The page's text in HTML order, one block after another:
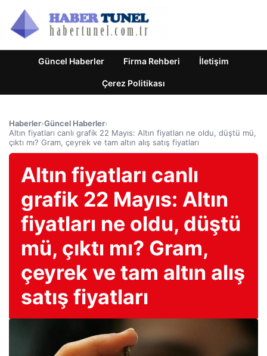
Güncel Haberler Firma Rehberi İletişim
Çerez Politikası
Haberler›Güncel Haberler›
Altın fiyatları canlı grafik 22 Mayıs: Altın fiyatları ne oldu, düştü mü,
çıktı mı? Gram, çeyrek ve tam altın alış satış fiyatları
Altın fiyatları canlı
grafik 22 Mayıs: Altın
fiyatları ne oldu, düştü
mü, çıktı mı? Gram,
çeyrek ve tam altın alış
satış fiyatları